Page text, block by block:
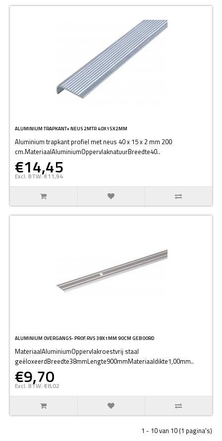
ALUMINIUM TRAPKANT+ NEUS 2MTR 40X15X2MM
Aluminium trapkant profiel met neus 40 x 15 x 2 mm 200
cm.MateriaalAluminiumOppervlaknatuurBreedte40..
€14,45
Excl. BTW: €11,94
ALUMINIUM OVERGANGS- PROF.RVS 38X1MM 90CM GEBOORD
MateriaalAluminiumOppervlakroestvrij staal
geëloxeerdBreedte38mmLengte900mmMateriaaldikte1,00mm..
€9,70
Excl. BTW: €8,02
1 - 10 van 10 (1 pagina's)